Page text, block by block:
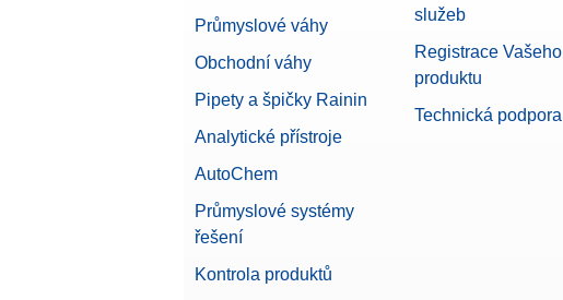
Průmyslové váhy
Obchodní váhy
Pipety a špičky Rainin
Analytické přístroje
AutoChem
Průmyslové systémy
řešení
Kontrola produktů
služeb
Registrace Vašeho
produktu
Technická podpora